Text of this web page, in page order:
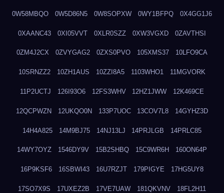
0W58MBQO 0W5D86N5 0W8SOPXW 0WY1BFPQ 0X4GG1J6
0XAANC43 0XI05VVT 0XLR0SZZ 0XW3VGXD 0ZAVTHSI
0ZM4J2CX 0ZVYGAG2 0ZXS0PVO 105XMS37 10LFO9CA
10SRNZZ2 10ZH1AUS 10ZZI8A5 1103WHO1 11MGVORK
11P2UCTJ 126I93O6 12FS3WHV 12HZ1JWW 12K469CE
12QCPWZN 12UKQO0N 133P7UOC 13COV7L8 14GYHZ3D
14H4A825 14M9BJ75 14NJ13LJ 14PRJLGB 14PRLC85
14WY7OYZ 1546DY9V 15B2SHBQ 15C9WR6H 160ON64P
16P9KSF6 16SBWI43 16U7RZJT 179PIGYE 17HG5UY8
17SO7X9S 17UXEZ2B 17VE7UAW 181QKVNV 18FL2H11